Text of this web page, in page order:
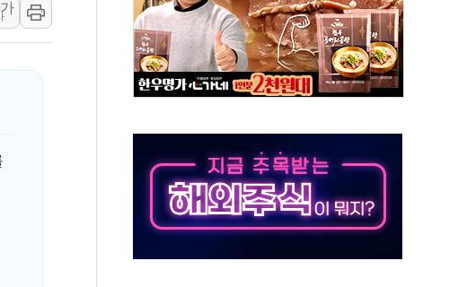
경선 결과 발표...김민석 50.30% 정청래 41.94% 송영길 7.76%
장기고객 400명 맞이…"마음 잇는 시간 되길"
9440억 지급 확정되나…재상고 앞두고 막판 셈법
상공인에 '행복상자' 전달
마트 판매, 역대 최대폭 감소한 9.4%↓…유통업계 양극화 심화
원, '정부 특사'로 콜롬비아 대통령 취임식 참석
의보' 울진 시간당 30mm 강한 비...호우 피해 없어
가